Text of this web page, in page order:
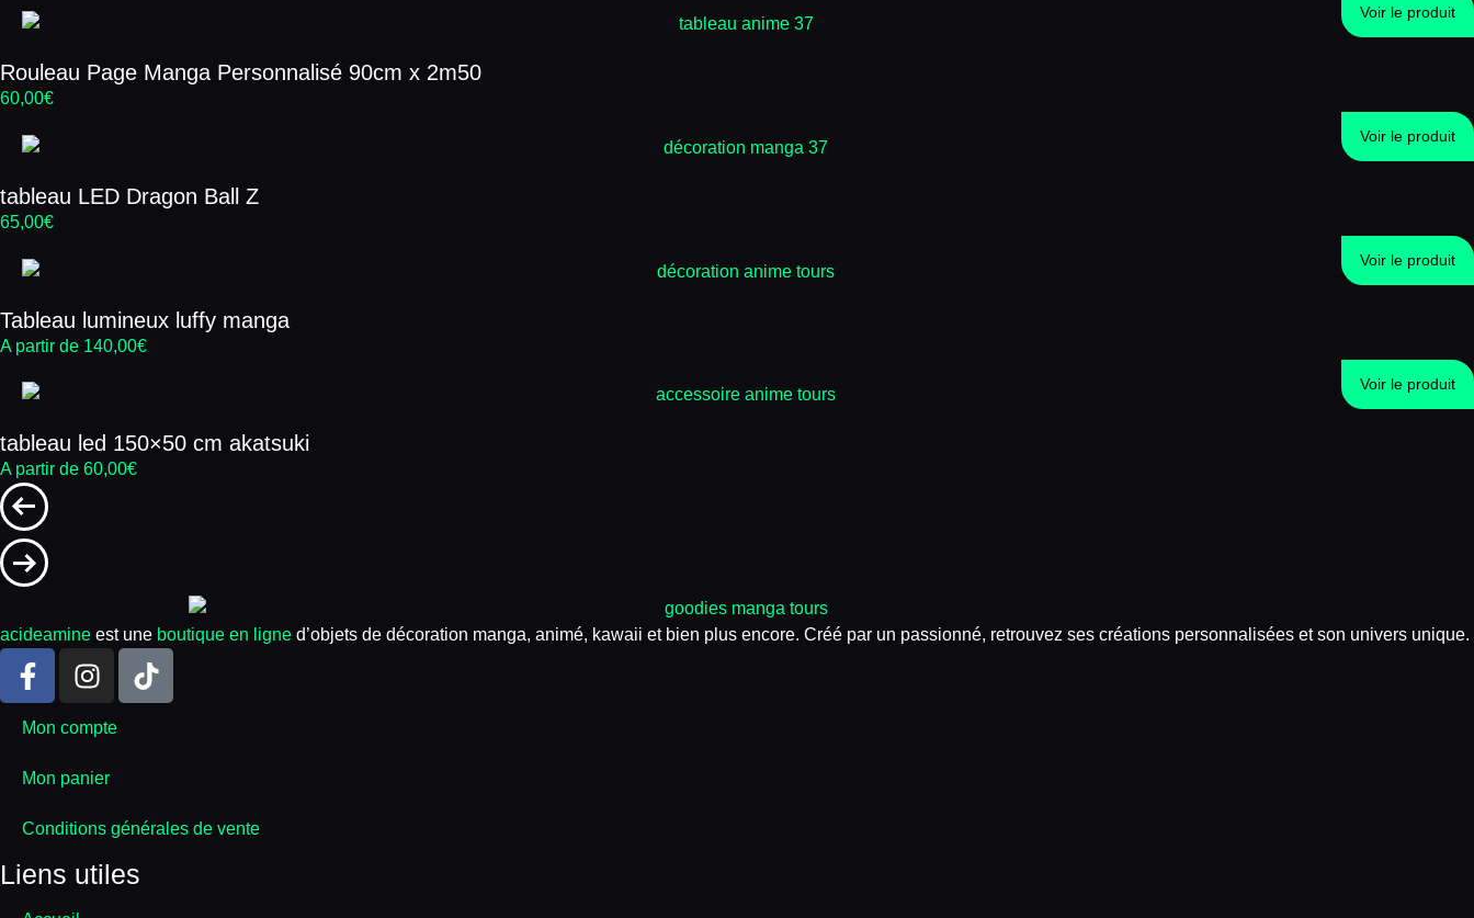
Rouleau Page Manga Personnalisé 90cm x 2m50
60,00€
Voir le produit
tableau LED Dragon Ball Z
65,00€
Voir le produit
Tableau lumineux luffy manga
A partir de 140,00€
Voir le produit
tableau led 150×50 cm akatsuki
A partir de 60,00€
Voir le produit
acideamine est une boutique en ligne d’objets de décoration manga, animé, kawaii et bien plus encore. Créé par un passionné, retrouvez ses créations personnalisées et son univers unique.
Mon compte
Mon panier
Conditions générales de vente
Liens utiles